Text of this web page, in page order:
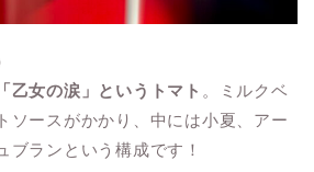
「乙女の涙」というトマト 。ミルクベ
ソースがかかり、中には小夏、アー
ブランという構成です！